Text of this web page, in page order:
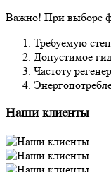
Важно! При выборе
Требуемую
Допустимое
Частоту
Наши клиенты